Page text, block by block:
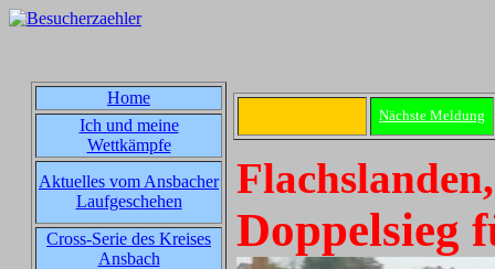
Home
Ich und meine
Wettkämpfe
Aktuelles vom Ansbacher
Laufgeschehen
Cross-Serie des Kreises
Ansbach
Nächste Meldung
Doppelsieg